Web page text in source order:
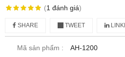
(1 đánh giá)
SHARE TWEET
Mã sản phẩm :
AH-1200